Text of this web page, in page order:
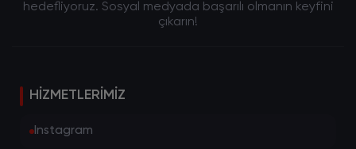
hedefliyoruz. Sosyal medyada başarılı olmanın keyfini
çıkarın!
HIZMETLERIMIZ
Instagram